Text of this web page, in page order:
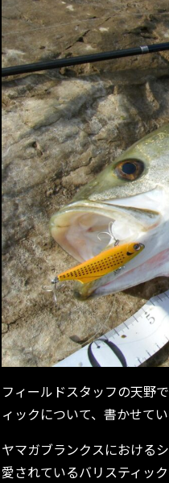
フィールドスタッフの天野
ィックについて、書かせて
ヤマガブランクスにおける
愛されているバリスティッ